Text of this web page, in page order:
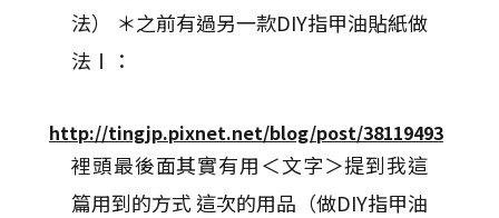
法） ＊之前有過另一款DIY指甲油貼紙做
法Ⅰ：
http://tingjp.pixnet.net/blog/post/38119493
裡頭最後面其實有用＜文字＞提到我這
篇用到的方式 這次的用品（做DIY指甲油